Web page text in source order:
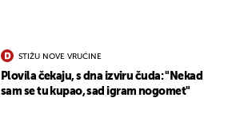
STIŽU NOVE VRUĆINE
Plovila čekaju, s dna izviru čuda: "Nekad
sam se tu kupao, sad igram nogomet"